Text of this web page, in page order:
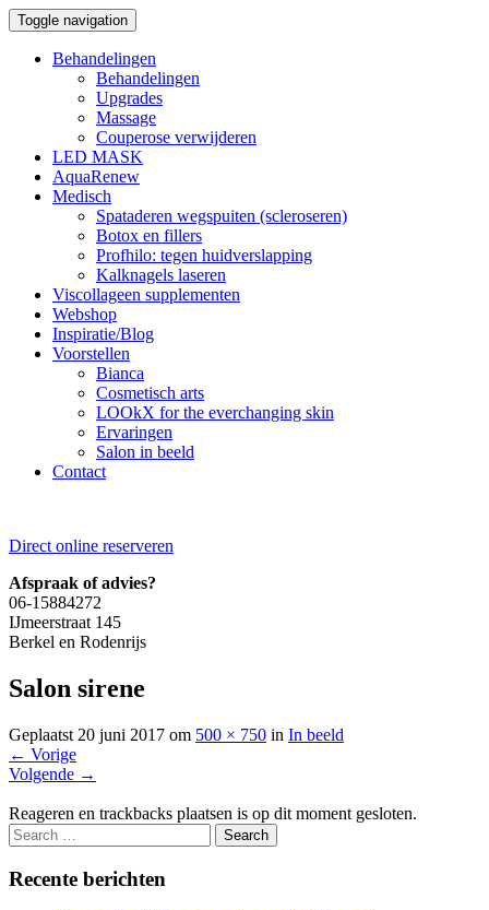
Toggle navigation
Behandelingen
Behandelingen
Upgrades
Massage
Couperose verwijderen
LED MASK
AquaRenew
Medisch
Spataderen wegspuiten (scleroseren)
Botox en fillers
Profhilo: tegen huidverslapping
Kalknagels laseren
Viscollageen supplementen
Webshop
Inspiratie/Blog
Voorstellen
Bianca
Cosmetisch arts
LOOkX for the everchanging skin
Ervaringen
Salon in beeld
Contact
Direct online reserveren
Afspraak of advies?
06-15884272
IJmeerstraat 145
Berkel en Rodenrijs
Salon sirene
Geplaatst 20 juni 2017 om 500 × 750 in In beeld
← Vorige
Volgende →
Reageren en trackbacks plaatsen is op dit moment gesloten.
Recente berichten